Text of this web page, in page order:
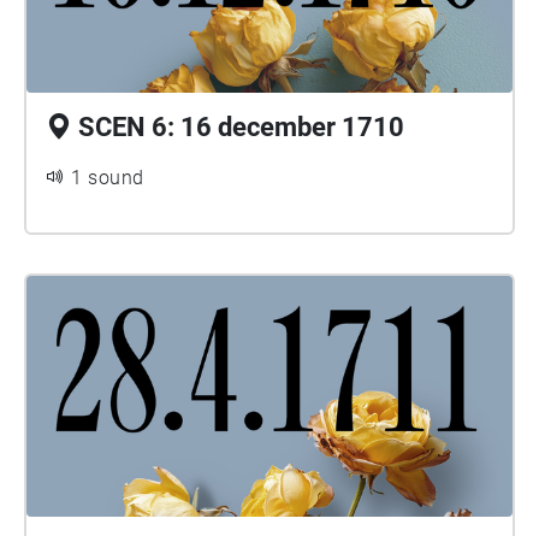
SCEN 6: 16 december 1710
1 sound